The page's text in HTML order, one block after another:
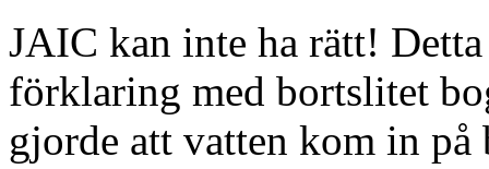
JAIC kan inte ha rätt!
förklaring med bortslitet
gjorde att vatten kom in på